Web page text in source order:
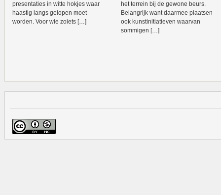
presentaties in witte hokjes waar
haastig langs gelopen moet
worden. Voor wie zoiets […]
het terrein bij de gewone beurs.
Belangrijk want daarmee plaatsen
ook kunstinitiatieven waarvan
sommigen […]